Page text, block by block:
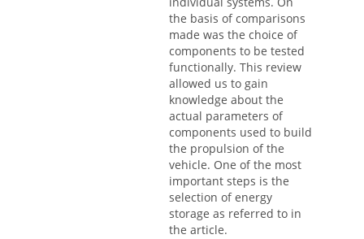
the basis of comparisons
made was the choice of
components to be tested
functionally. This review
allowed us to gain
knowledge about the
actual parameters of
components used to build
the propulsion of the
vehicle. One of the most
important steps is the
selection of energy
storage as referred to in
the article.